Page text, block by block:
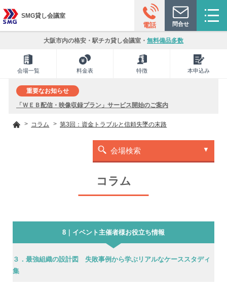
電話 問合せ
SMG貸し会議室
大阪市内の格安・駅チカ貸し会議室・ 無料備品多数
会場一覧 料金表 特徴 本申込み
重要なお知らせ
「ＷＥＢ配信・映像収録プラン」サービス開始のご案内
コラム 第3回：資金トラブルと信頼失墜の末路
会場検索
コラム
8｜イベント主催者様お役立ち情報
３．最強組織の設計図 失敗事例から学ぶリアルなケーススタディ
集